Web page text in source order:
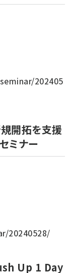
202405
規開拓を支援
ミナー
20240528/
Up 1 Day